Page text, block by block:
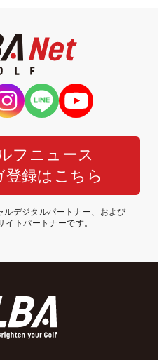
フニュース
登録はこちら
ルデジタルパートナー、および
イトパートナーです。